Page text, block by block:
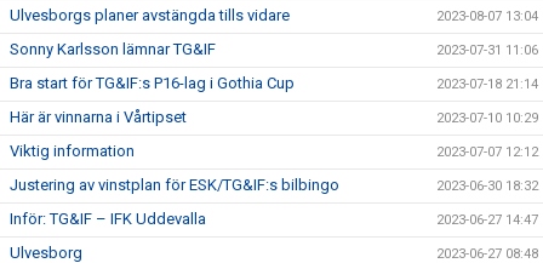
Ulvesborgs planer avstängda tills vidare 2023-08-07 13:04
Sonny Karlsson lämnar TG&IF 2023-07-31 11:06
Bra start för TG&IF:s P16-lag i Gothia Cup 2023-07-18 21:14
Här är vinnarna i Vårtipset 2023-07-10 10:29
Viktig information 2023-07-07 12:12
Justering av vinstplan för ESK/TG&IF:s bilbingo 2023-06-30 18:32
Inför: TG&IF – IFK Uddevalla 2023-06-27 14:47
Ulvesborg 2023-06-27 08:48